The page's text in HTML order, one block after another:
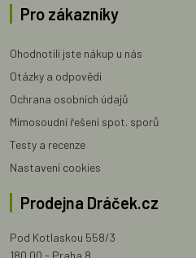
Pro zákazníky
Ohodnotili jste nákup u nás
Otázky a odpovědi
Ochrana osobních údajů
Mimosoudní řešení spot. sporů
Testy a recenze
Nastavení cookies
Prodejna Dráček.cz
Pod Kotlaskou 558/3